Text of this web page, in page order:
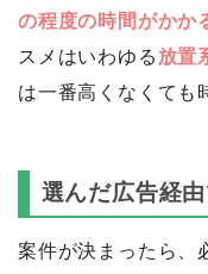
の程度の時間がかか
スメはいわゆる 放置
は一番高くなくても
選んだ広告経
案件が決まったら、